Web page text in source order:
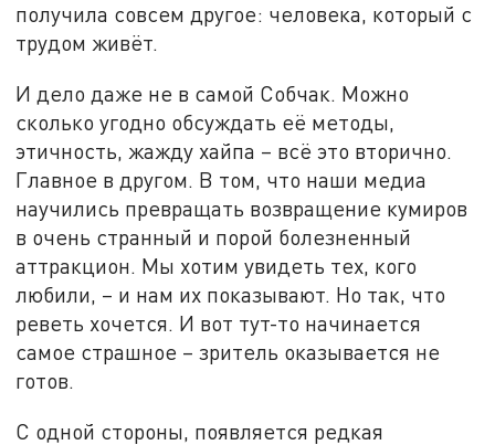
получила совсем другое: человека, который с
трудом живёт.
И дело даже не в самой Собчак. Можно
сколько угодно обсуждать её методы,
этичность, жажду хайпа – всё это вторично.
Главное в другом. В том, что наши медиа
научились превращать возвращение кумиров
в очень странный и порой болезненный
аттракцион. Мы хотим увидеть тех, кого
любили, – и нам их показывают. Но так, что
реветь хочется. И вот тут-то начинается
самое страшное – зритель оказывается не
готов.
С одной стороны, появляется редкая